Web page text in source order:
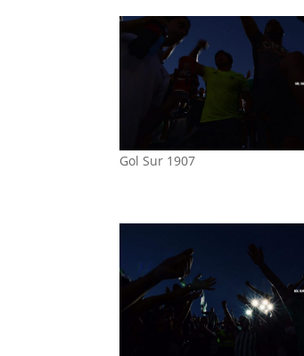
Gol Sur 1907